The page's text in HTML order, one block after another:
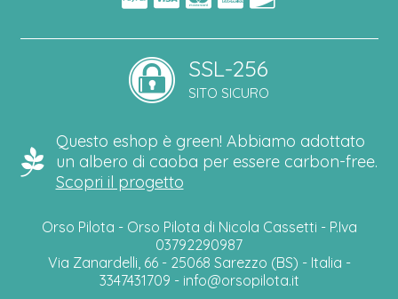
SSL-256
SITO SICURO
Questo eshop è green! Abbiamo adottato
un albero di caoba per essere carbon-free.
Scopri il progetto
Orso Pilota - Orso Pilota di Nicola Cassetti - P.Iva
03792290987
Via Zanardelli, 66 - 25068 Sarezzo (BS) - Italia -
3347431709 - info@orsopilota.it